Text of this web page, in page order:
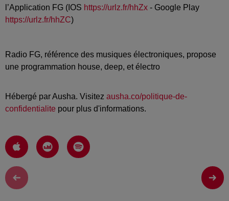
l’Application FG (IOS https://urlz.fr/hhZx - Google Play
https://urlz.fr/hhZC)
Radio FG, référence des musiques électroniques, propose
une programmation house, deep, et électro
Hébergé par Ausha. Visitez ausha.co/politique-de-
confidentialite pour plus d'informations.